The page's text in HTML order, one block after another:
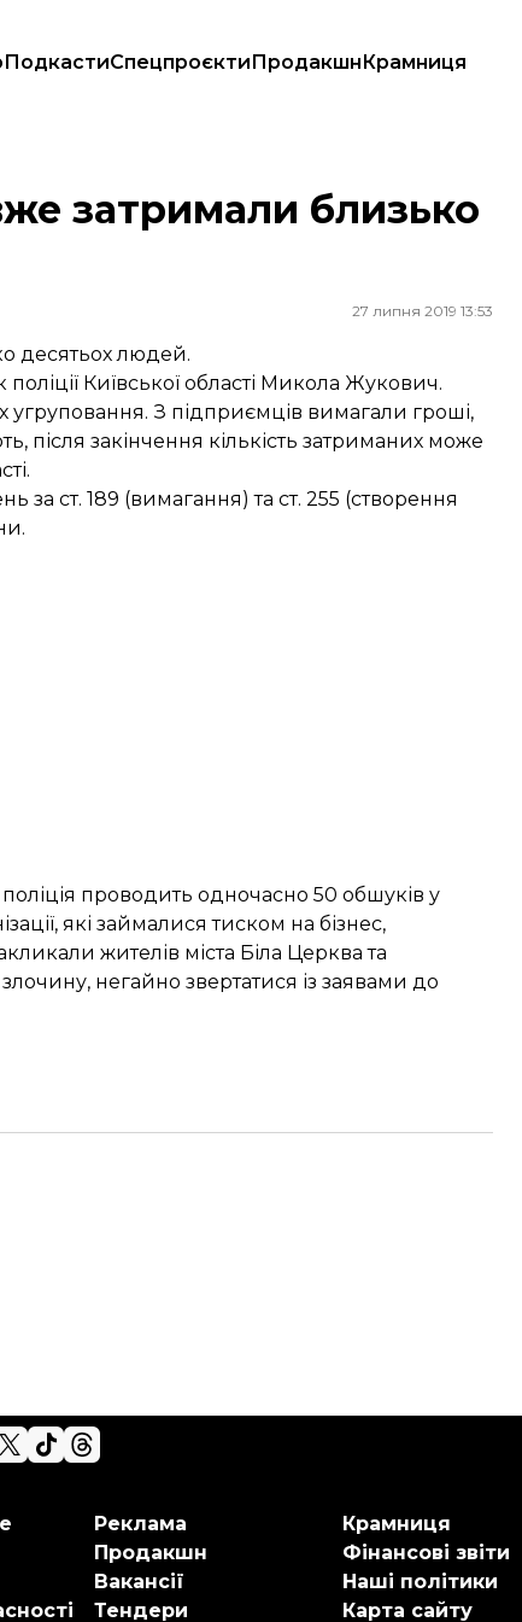
ПодкастиСпецпроєктиПродакшнКрамниця
затримали близько
27 липня 2019 13:53
десятьох людей.
Київської області Микола Жукович.
З підприємців вимагали гроші,
після закінчення кількість затриманих може
ст. 189 (вимагання) та ст. 255 (створення
проводить одночасно 50 обшуків у
які займалися тиском на бізнес,
жителів міста Біла Церква та
негайно звертатися із заявами до
Реклама
Продакшн
Вакансії
Тендери
Крамниця
Фінансові звіти
Наші політики
Карта сайту